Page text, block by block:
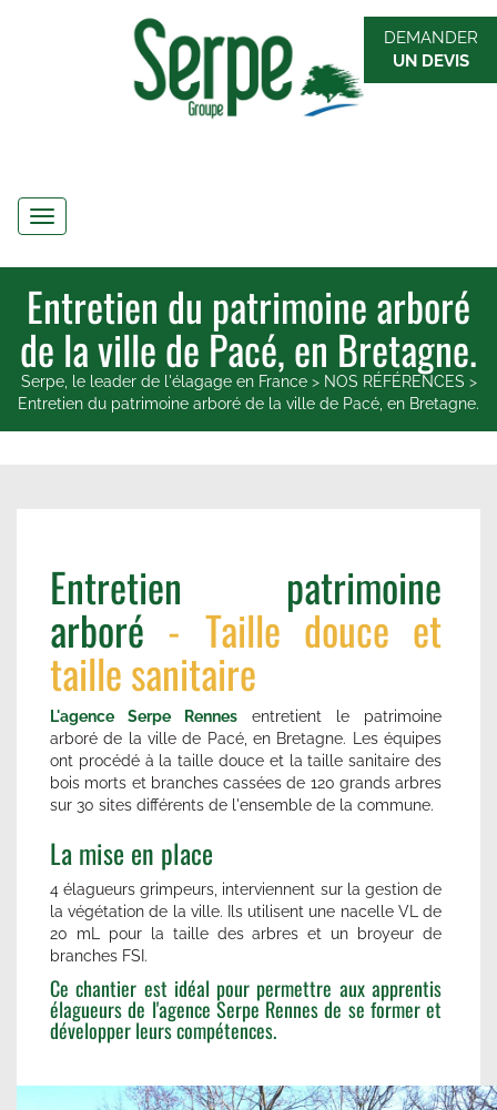
DEMANDER
UN DEVIS
Navigation
Entretien du patrimoine arboré
de la ville de Pacé, en Bretagne.
Serpe, le leader de l'élagage en France> NOS RÉFÉRENCES >
Entretien du patrimoine arboré de la ville de Pacé, en Bretagne.
Entretien patrimoine
arboré - Taille douce et
taille sanitaire
L'agence Serpe Rennes
entretient le patrimoine
arboré de la ville de Pacé, en Bretagne. Les équipes
ont procédé à la taille douce et la taille sanitaire des
bois morts et branches cassées de 120 grands arbres
sur 30 sites différents de l'ensemble de la commune.
La mise en place
4 élagueurs grimpeurs, interviennent sur la gestion de
la végétation de la ville. Ils utilisent une nacelle VL de
20 mL pour la taille des arbres et un broyeur de
branches FSI.
Ce chantier est idéal pour permettre aux apprentis
élagueurs de l'agence Serpe Rennes de se former et
développer leurs compétences.